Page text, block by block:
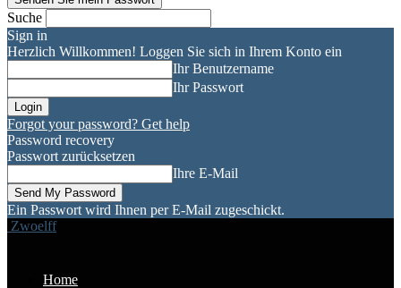
Suche
Sign in
Herzlich Willkommen! Loggen Sie sich in Ihrem Konto ein
Ihr Benutzername
Ihr Passwort
Forgot your password? Get help
Password recovery
Passwort zurücksetzen
Ihre E-Mail
Ein Passwort wird Ihnen per E-Mail zugeschickt.
Zwoelff
Home